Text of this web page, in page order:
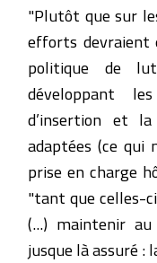
"Plutôt que sur
efforts devraient
politique de
développant
d’insertion et
adaptées (ce qui
prise en charge
"tant que celles-
(...) maintenir
jusque là assuré :